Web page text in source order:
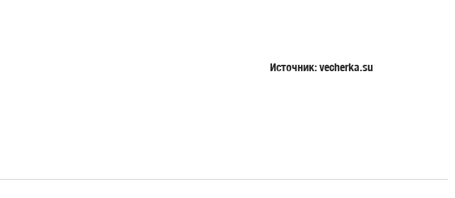
Источник: vecherka.su